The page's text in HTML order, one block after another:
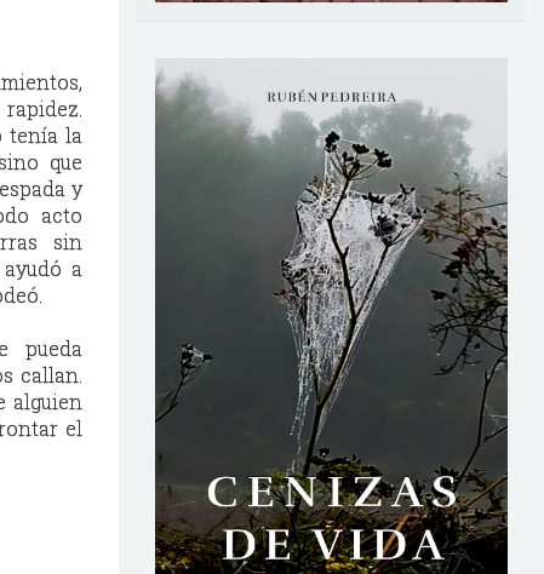
tenía la
que
y
acto
sin
a
pueda
callan.
alguien
el